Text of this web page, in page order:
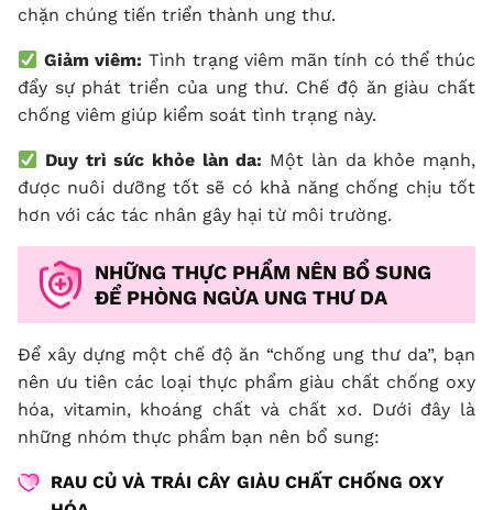
chặn chúng tiến triển thành ung thư.
Giảm viêm: Tình trạng viêm mãn tính có thể thúc
đẩy sự phát triển của ung thư. Chế độ ăn giàu chất
chống viêm giúp kiểm soát tình trạng này.
Duy trì sức khỏe làn da: Một làn da khỏe mạnh,
được nuôi dưỡng tốt sẽ có khả năng chống chịu tốt
hơn với các tác nhân gây hại từ môi trường.
NHỮNG THỰC PHẨM NÊN BỔ SUNG
ĐỂ PHÒNG NGỪA UNG THƯ DA
Để xây dựng một chế độ ăn “chống ung thư da”, bạn
nên ưu tiên các loại thực phẩm giàu chất chống oxy
hóa, vitamin, khoáng chất và chất xơ. Dưới đây là
những nhóm thực phẩm bạn nên bổ sung:
RAU CỦ VÀ TRÁI CÂY GIÀU CHẤT CHỐNG OXY